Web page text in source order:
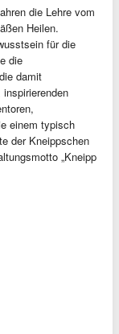
die Lehre vom
Heilen.
für die
die
damit
einem typisch
der Kneippschen
„Kneipp